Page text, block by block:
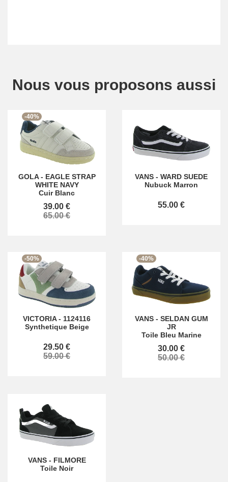
Nous vous proposons aussi
-40%
GOLA- EAGLE STRAP
WHITE NAVY
Cuir Blanc
39.00 €
65.00 €
VANS - WARD SUEDE
Nubuck Marron
55.00 €
-50%
VICTORIA- 1124116
Synthetique Beige
29.50 €
59.00 €
-40%
VANS- SELDAN GUM
JR
Toile Bleu Marine
30.00 €
50.00 €
VANS- FILMORE
Toile Noir